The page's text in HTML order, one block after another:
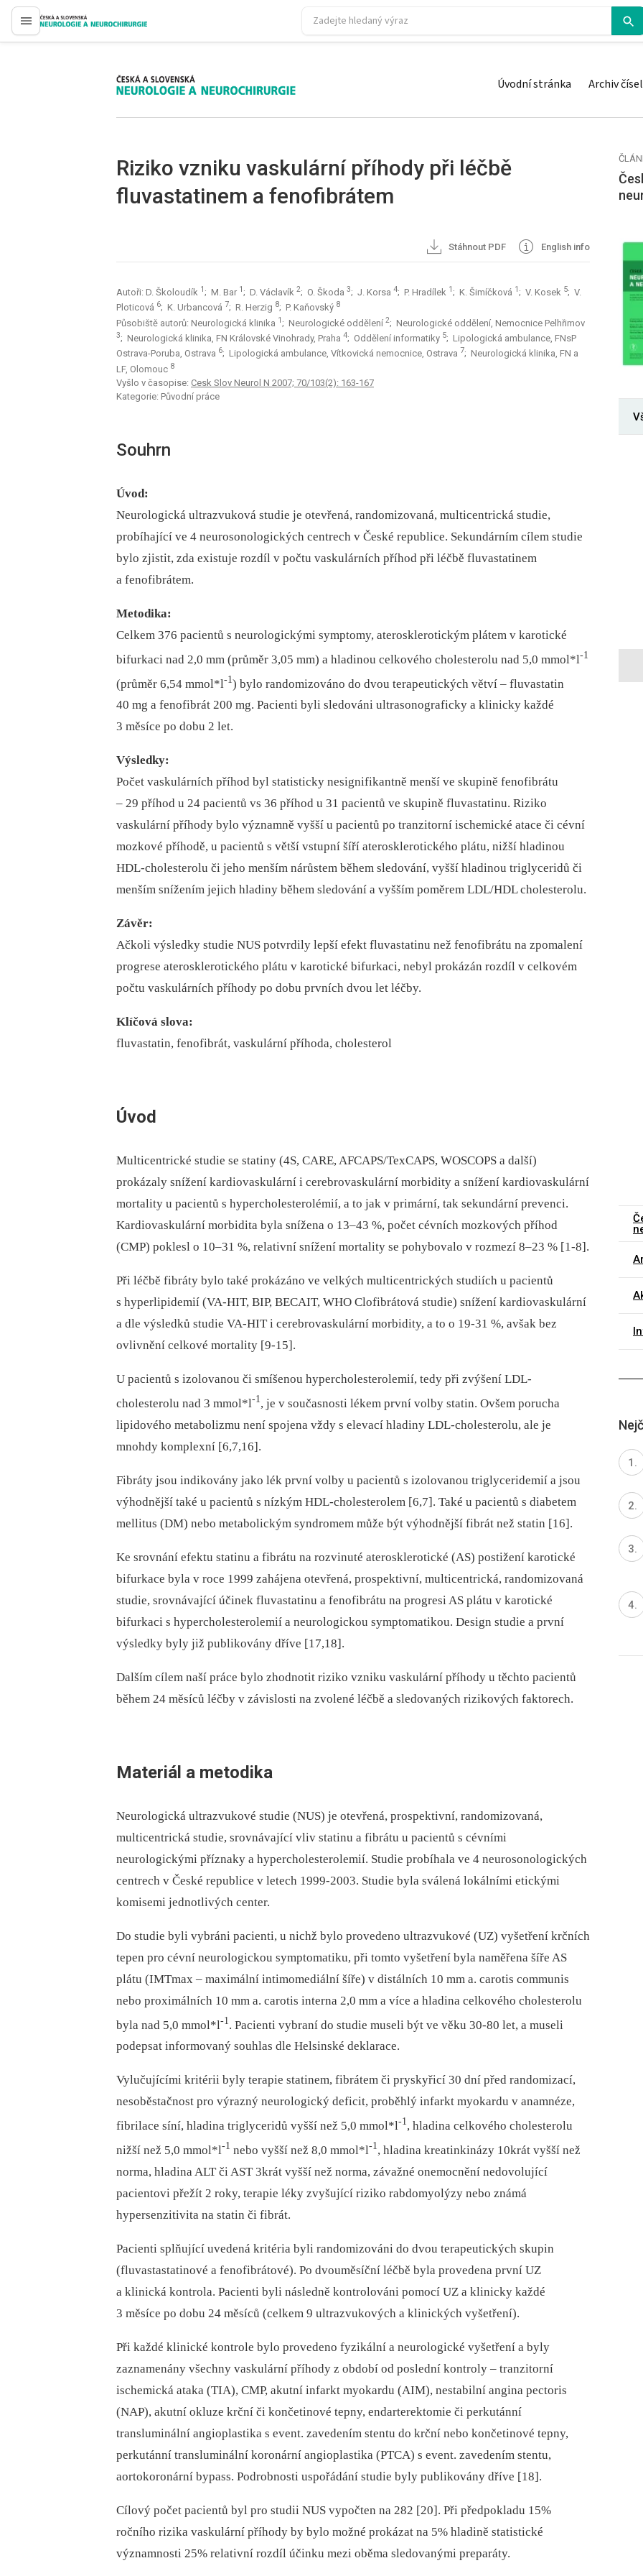
proLékaře.cz
proLékaře.cz Úvodní stránka Archiv čísel
Riziko vzniku vaskulární příhody při léčbě
fluvastatinem a fenofibrátem
Stáhnout PDF English info
Autoři: D. Školoudík 1 ; M. Bar 1 ; D. Václavík 2; O. Škoda 3; J. Korsa 4; P. Hradílek 1 ; K. Šimíčková 1 ; V. Kosek 5; V.
Ploticová 6; K. Urbancová 7; R. Herzig 8; P. Kaňovský 8
Působiště autorů: Neurologická klinika 1; Neurologické oddělení 2; Neurologické oddělení, Nemocnice Pelhřimov
3; Neurologická klinika, FN Královské Vinohrady, Praha 4; Oddělení informatiky 5; Lipologická ambulance, FNsP
Ostrava-Poruba, Ostrava 6; Lipologická ambulance, Vítkovická nemocnice, Ostrava 7; Neurologická klinika, FN a
LF, Olomouc 8
Vyšlo v časopise: Cesk Slov Neurol N 2007; 70/103(2): 163-167
Kategorie: Původní práce
Souhrn
Úvod:
Neurologická ultrazvuková studie je otevřená, randomizovaná, multicentrická studie,
probíhající ve 4 neurosonologických centrech v České republice. Sekundárním cílem studie
bylo zjistit, zda existuje rozdíl v počtu vaskulárních příhod při léčbě fluvastatinem
a fenofibrátem.
Metodika:
Celkem 376 pacientů s neurologickými symptomy, aterosklerotickým plátem v karotické
bifurkaci nad 2,0 mm (průměr 3,05 mm) a hladinou celkového cholesterolu nad 5,0 mmol*l-1
(průměr 6,54 mmol*l-1) bylo randomizováno do dvou terapeutických větví –⁠ fluvastatin
40 mg a fenofibrát 200 mg. Pacienti byli sledováni ultrasonograficky a klinicky každé
3 měsíce po dobu 2 let.
Výsledky:
Počet vaskulárních příhod byl statisticky nesignifikantně menší ve skupině fenofibrátu
–⁠ 29 příhod u 24 pacientů vs 36 příhod u 31 pacientů ve skupině fluvastatinu. Riziko
vaskulární příhody bylo významně vyšší u pacientů po tranzitorní ischemické atace či cévní
mozkové příhodě, u pacientů s větší vstupní šíří aterosklerotického plátu, nižší hladinou
HDL-cholesterolu či jeho menším nárůstem během sledování, vyšší hladinou triglyceridů či
menším snížením jejich hladiny během sledování a vyšším poměrem LDL/HDL cholesterolu.
Závěr:
Ačkoli výsledky studie NUS potvrdily lepší efekt fluvastatinu než fenofibrátu na zpomalení
progrese aterosklerotického plátu v karotické bifurkaci, nebyl prokázán rozdíl v celkovém
počtu vaskulárních příhody po dobu prvních dvou let léčby.
Klíčová slova:
fluvastatin, fenofibrát, vaskulární příhoda, cholesterol
Úvod
Multicentrické studie se statiny (4S, CARE, AFCAPS/TexCAPS, WOSCOPS a další)
prokázaly snížení kardiovaskulární i cerebrovaskulární morbidity a snížení kardiovaskulární
mortality u pacientů s hypercholesterolémií, a to jak v primární, tak sekundární prevenci.
Kardiovaskulární morbidita byla snížena o 13–43 %, počet cévních mozkových příhod
(CMP) poklesl o 10–31 %, relativní snížení mortality se pohybovalo v rozmezí 8–23 % [1-8].
Při léčbě fibráty bylo také prokázáno ve velkých multicentrických studiích u pacientů
s hyperlipidemií (VA-HIT, BIP, BECAIT, WHO Clofibrátová studie) snížení kardiovaskulární
a dle výsledků studie VA-HIT i cerebrovaskulární morbidity, a to o 19-31 %, avšak bez
ovlivnění celkové mortality [9-15].
U pacientů s izolovanou či smíšenou hypercholesterolemií, tedy při zvýšení LDL-
cholesterolu nad 3 mmol*l-1, je v současnosti lékem první volby statin. Ovšem porucha
lipidového metabolizmu není spojena vždy s elevací hladiny LDL-cholesterolu, ale je
mnohdy komplexní [6,7,16].
Fibráty jsou indikovány jako lék první volby u pacientů s izolovanou triglyceridemií a jsou
výhodnější také u pacientů s nízkým HDL-cholesterolem [6,7]. Také u pacientů s diabetem
mellitus (DM) nebo metabolickým syndromem může být výhodnější fibrát než statin [16].
Ke srovnání efektu statinu a fibrátu na rozvinuté aterosklerotické (AS) postižení karotické
bifurkace byla v roce 1999 zahájena otevřená, prospektivní, multicentrická, randomizovaná
studie, srovnávající účinek fluvastatinu a fenofibrátu na progresi AS plátu v karotické
bifurkaci s hypercholesterolemií a neurologickou symptomatikou. Design studie a první
výsledky byly již publikovány dříve [17,18].
Dalším cílem naší práce bylo zhodnotit riziko vzniku vaskulární příhody u těchto pacientů
během 24 měsíců léčby v závislosti na zvolené léčbě a sledovaných rizikových faktorech.
Materiál a metodika
Neurologická ultrazvukové studie (NUS) je otevřená, prospektivní, randomizovaná,
multicentrická studie, srovnávající vliv statinu a fibrátu u pacientů s cévními
neurologickými příznaky a hypercholesterolemií. Studie probíhala ve 4 neurosonologických
centrech v České republice v letech 1999-2003. Studie byla sválená lokálními etickými
komisemi jednotlivých center.
Do studie byli vybráni pacienti, u nichž bylo provedeno ultrazvukové (UZ) vyšetření krčních
tepen pro cévní neurologickou symptomatiku, při tomto vyšetření byla naměřena šíře AS
plátu (IMTmax –⁠ maximální intimomediální šíře) v distálních 10 mm a. carotis communis
nebo proximálních 10 mm a. carotis interna 2,0 mm a více a hladina celkového cholesterolu
byla nad 5,0 mmol*l-1. Pacienti vybraní do studie museli být ve věku 30-80 let, a museli
podepsat informovaný souhlas dle Helsinské deklarace.
Vylučujícími kritérii byly terapie statinem, fibrátem či pryskyřicí 30 dní před randomizací,
nesoběstačnost pro výrazný neurologický deficit, proběhlý infarkt myokardu v anamnéze,
fibrilace síní, hladina triglyceridů vyšší než 5,0 mmol*l-1, hladina celkového cholesterolu
nižší než 5,0 mmol*l-1 nebo vyšší než 8,0 mmol*l-1, hladina kreatinkinázy 10krát vyšší než
norma, hladina ALT či AST 3krát vyšší než norma, závažné onemocnění nedovolující
pacientovi přežít 2 roky, terapie léky zvyšující riziko rabdomyolýzy nebo známá
hypersenzitivita na statin či fibrát.
Pacienti splňující uvedená kritéria byli randomizováni do dvou terapeutických skupin
(fluvastastatinové a fenofibrátové). Po dvouměsíční léčbě byla provedena první UZ
a klinická kontrola. Pacienti byli následně kontrolováni pomocí UZ a klinicky každé
3 měsíce po dobu 24 měsíců (celkem 9 ultrazvukových a klinických vyšetření).
Při každé klinické kontrole bylo provedeno fyzikální a neurologické vyšetření a byly
zaznamenány všechny vaskulární příhody z období od poslední kontroly –⁠ tranzitorní
ischemická ataka (TIA), CMP, akutní infarkt myokardu (AIM), nestabilní angina pectoris
(NAP), akutní okluze krční či končetinové tepny, endarterektomie či perkutánní
transluminální angioplastika s event. zavedením stentu do krční nebo končetinové tepny,
perkutánní transluminální koronární angioplastika (PTCA) s event. zavedením stentu,
aortokoronární bypass. Podrobnosti uspořádání studie byly publikovány dříve [18].
Cílový počet pacientů byl pro studii NUS vypočten na 282 [20]. Při předpokladu 15%
ročního rizika vaskulární příhody by bylo možné prokázat na 5% hladině statistické
významnosti 25% relativní rozdíl účinku mezi oběma sledovanými preparáty.